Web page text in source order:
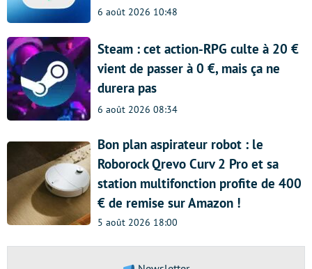
6 août 2026 10:48
Steam : cet action-RPG culte à 20 €
vient de passer à 0 €, mais ça ne
durera pas
6 août 2026 08:34
Bon plan aspirateur robot : le
Roborock Qrevo Curv 2 Pro et sa
station multifonction profite de 400
€ de remise sur Amazon !
5 août 2026 18:00